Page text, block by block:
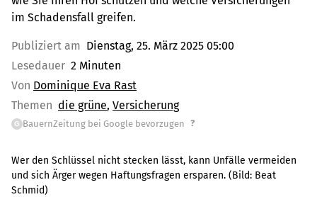
im Schadensfall greifen.
Publiziert am Dienstag, 25. März 2025 05:00
Lesedauer 2 Minuten
Von Dominique Eva Rast
Themen die grüne Versicherung
G BauernZeitung bei Google bevorzugen ?
Wer den Schlüssel nicht stecken lässt, kann Unfälle vermeiden
und sich Ärger wegen Haftungsfragen ersparen. (Bild: Beat
Schmid)